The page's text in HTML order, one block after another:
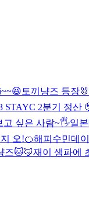
토끼냥즈 등장
STAYC 2분기 정산
고 싶은 사람~🖐일
오!🍊해피수민데
즈🐱🦊재이 생파에